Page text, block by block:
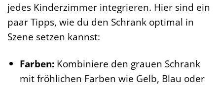
jedes Kinderzimmer integrieren. Hier sind ein
paar Tipps, wie du den Schrank optimal in
Szene setzen kannst:
Farben:Kombiniere den grauen Schrank
mit fröhlichen Farben wie Gelb, Blau oder